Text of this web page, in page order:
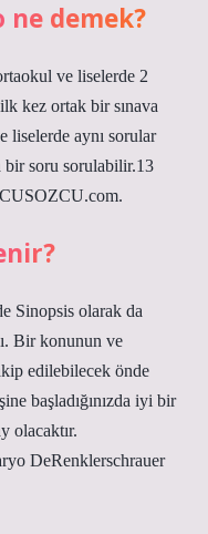
ne demek?
ve liselerde 2
kez ortak bir sınava
liselerde aynı sorular
bir soru sorulabilir.13
Sinopsis olarak da
Bir konunun ve
edilebilecek önde
başladığınızda iyi bir
olacaktır.
DeRenklerschrauer